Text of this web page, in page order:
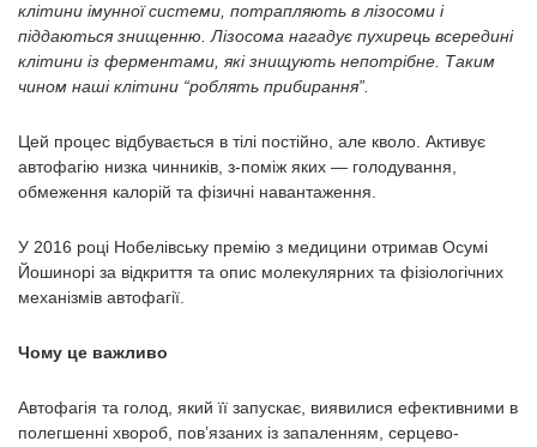
клітини імунної системи, потрапляють в лізосоми і
піддаються знищенню. Лізосома нагадує пухирець всередині
клітини із ферментами, які знищують непотрібне. Таким
чином наші клітини “роблять прибирання”.
Цей процес відбувається в тілі постійно, але кволо. Активує
автофагію низка чинників, з-поміж яких — голодування,
обмеження калорій та фізичні навантаження.
У 2016 році Нобелівську премію з медицини отримав Осумі
Йошинорі за відкриття та опис молекулярних та фізіологічних
механізмів автофагії.
Чому це важливо
Автофагія та голод, який її запускає, виявилися ефективними в
полегшенні хвороб, пов’язаних із запаленням, серцево-